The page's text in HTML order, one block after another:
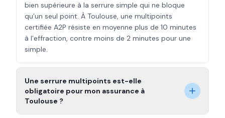
bien supérieure à la serrure simple qui ne bloque
qu’un seul point. À Toulouse, une multipoints
certifiée A2P résiste en moyenne plus de 10 minutes
à l’effraction, contre moins de 2 minutes pour une
simple.
Une serrure multipoints est-elle
obligatoire pour mon assurance à
Toulouse ?